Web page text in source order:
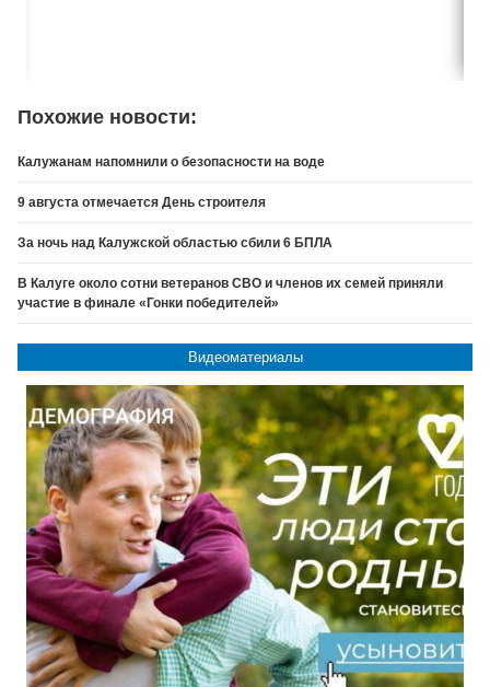
Похожие новости:
Калужанам напомнили о безопасности на воде
9 августа отмечается День строителя
За ночь над Калужской областью сбили 6 БПЛА
В Калуге около сотни ветеранов СВО и членов их семей приняли
участие в финале «Гонки победителей»
Видеоматериалы